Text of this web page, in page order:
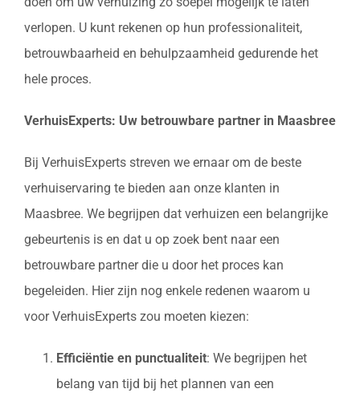
verlopen. U kunt rekenen op hun professionaliteit,
betrouwbaarheid en behulpzaamheid gedurende het
hele proces.
VerhuisExperts: Uw betrouwbare partner in Maasbree
Bij VerhuisExperts streven we ernaar om de beste
verhuiservaring te bieden aan onze klanten in
Maasbree. We begrijpen dat verhuizen een belangrijke
gebeurtenis is en dat u op zoek bent naar een
betrouwbare partner die u door het proces kan
begeleiden. Hier zijn nog enkele redenen waarom u
voor VerhuisExperts zou moeten kiezen:
Efficiëntie en punctualiteit: We begrijpen het
belang van tijd bij het plannen van een